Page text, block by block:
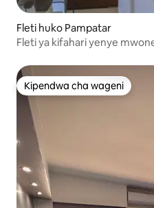
Fleti huko Pampatar
Fleti ya kifahari yenye
Kipendwa cha wageni
Kipendwa cha wageni